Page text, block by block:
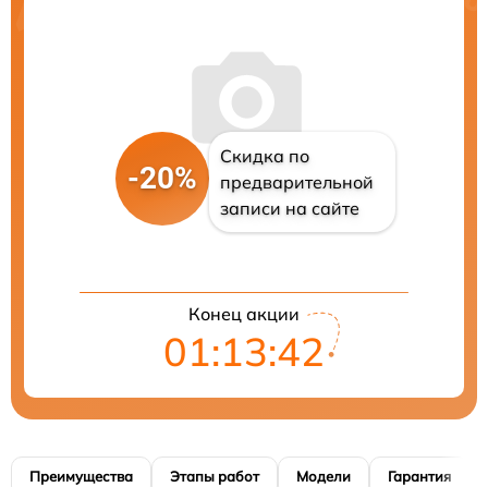
-20%
Скидка по
предварительной
записи на сайте
Конец акции
01:13:41
Преимущества Этапы работ Модели Гарантия